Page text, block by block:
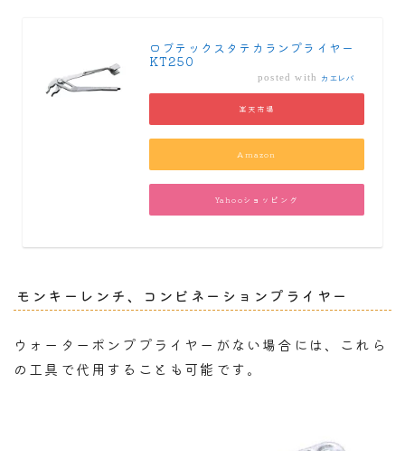
ロブテックスタテカランプライヤー
KT250
posted with カエレバ
楽天市場
Amazon
Yahooショッピング
モンキーレンチ、コンビネーションプライヤー
ウォーターポンププライヤーがない場合には、これら
の工具で代用することも可能です。